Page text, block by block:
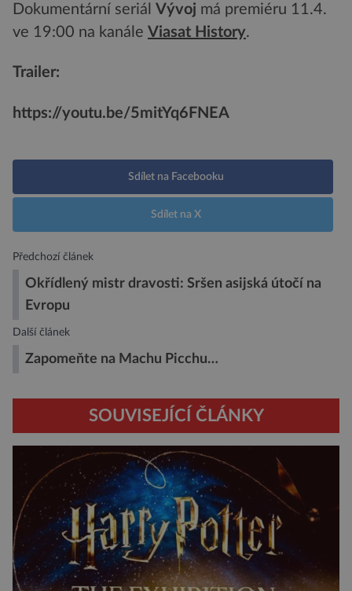
Dokumentární seriál Vývoj má premiéru 11.4.
ve 19:00 na kanále Viasat History.
Trailer:
https://youtu.be/5mitYq6FNEA
Sdílet na Facebooku
Sdílet na X
Předchozí článek
Okřídlený mistr dravosti: Sršen asijská útočí na
Evropu
Další článek
Zapomeňte na Machu Picchu…
SOUVISEJÍCÍ ČLÁNKY